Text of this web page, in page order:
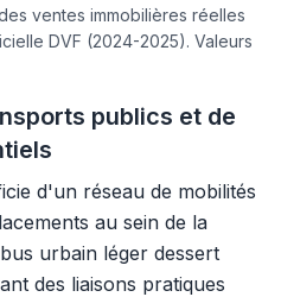
ventes immobilières réelles
DVF (2024-2025). Valeurs
publics et de
d'un réseau de mobilités
au sein de la
urbain léger dessert
des liaisons pratiques